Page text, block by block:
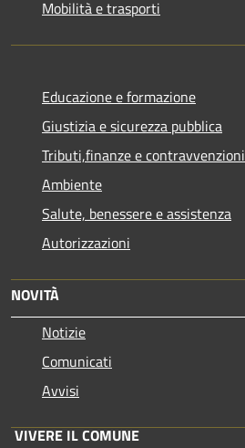
Mobilità e trasporti
Educazione e formazione
Giustizia e sicurezza pubblica
Tributi,finanze e contravvenzioni
Ambiente
Salute, benessere e assistenza
Autorizzazioni
NOVITÀ
Notizie
Comunicati
Avvisi
VIVERE IL COMUNE